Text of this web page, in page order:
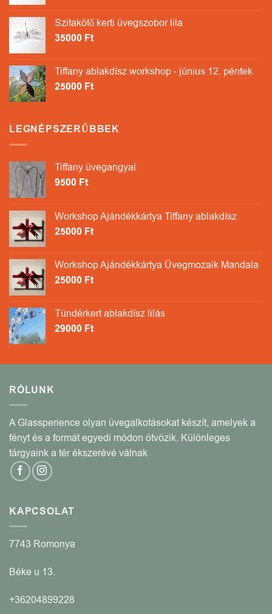
Szitakötő kerti üvegszobor lila
35000 Ft
Tiffany ablakdísz workshop - június 12. péntek
25000 Ft
LEGNÉPSZERŰBBEK
Tiffany üvegangyal
9500 Ft
Workshop Ajándékkártya Tiffany ablakdísz
25000 Ft
Workshop Ajándékkártya Üvegmozaik Mandala
25000 Ft
Tündérkert ablakdísz lilás
29000 Ft
RÓLUNK
A Glassperience olyan üvegalkotásokat készít, amelyek a
fényt és a formát egyedi módon ötvözik. Különleges
tárgyaink a tér ékszerévé válnak
KAPCSOLAT
7743 Romonya
Béke u 13.
+36204899228